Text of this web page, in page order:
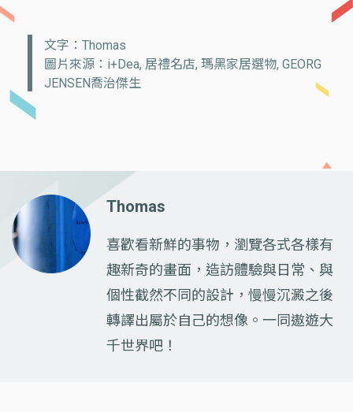
文字：Thomas
圖片來源：i+Dea, 居禮名店, 瑪黑家居選物, GEORG
JENSEN喬治傑生
Thomas
喜歡看新鮮的事物，瀏覽各式各樣有
趣新奇的畫面，造訪體驗與日常、與
個性截然不同的設計，慢慢沉澱之後
轉譯出屬於自己的想像。一同遨遊大
千世界吧！